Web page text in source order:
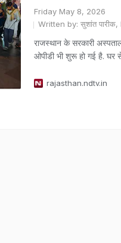
Friday May 8, 2026
Written by: सुशांत पारीक,
राजस्थान के सरकारी
ओपीडी भी शुरू हो गई है.
rajasthan.ndtv.in